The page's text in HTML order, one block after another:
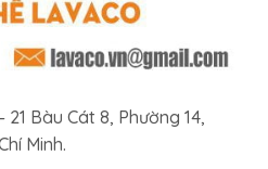
21 Bàu Cát 8, Phường 14,
Minh.